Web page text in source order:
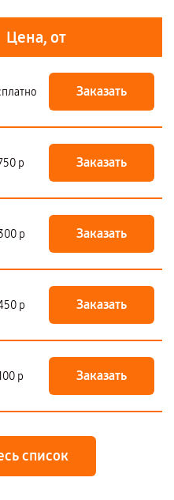
Цена, от
Заказать
р Заказать
р Заказать
р Заказать
р Заказать
список